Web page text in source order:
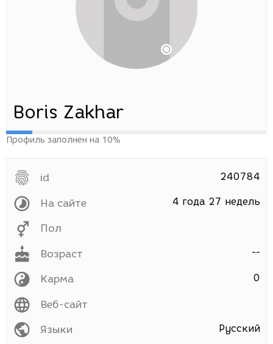
Boris Zakhar
Профиль заполнен на 10%
id 240784
На сайте 4 года 27 недель
Пол
Возраст --
Карма 0
Веб-сайт
Языки Русский